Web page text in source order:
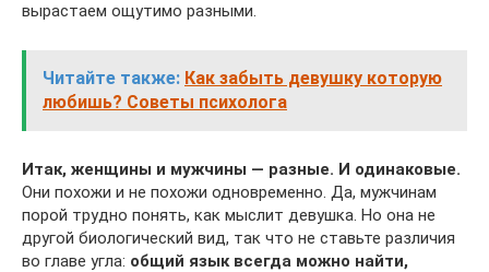
вырастаем ощутимо разными.
Читайте также: Как забыть девушку которую
любишь? Советы психолога
Итак, женщины и мужчины — разные. И одинаковые.
Они похожи и не похожи одновременно. Да, мужчинам
порой трудно понять, как мыслит девушка. Но она не
другой биологический вид, так что не ставьте различия
во главе угла: общий язык всегда можно найти,